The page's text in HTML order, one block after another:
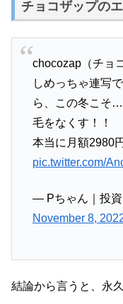
チョコザップの
chocozap（チョ
しめっちゃ連写
ら、この冬こそ
毛をなくす！！
本当に月額2980
pic.twitter.com/
— Pちゃん｜投資
November 8,
結論から言うと、永